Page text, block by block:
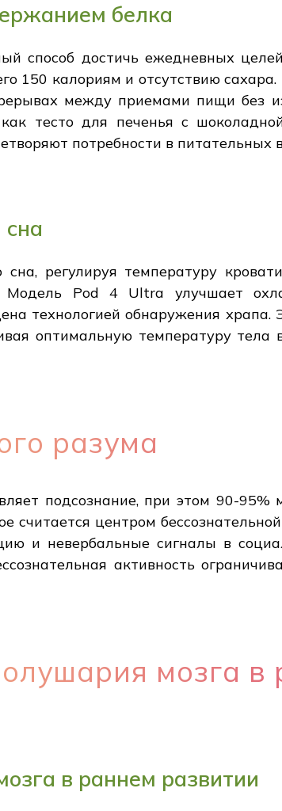
белка
способ достичь ежедневных
150 калориям и отсутствию
между приемами пищи без
тесто для печенья с
потребности в питательных
регулируя температуру
Модель Pod 4 Ultra улучшает
технологией обнаружения храпа.
оптимальную температуру
разума
подсознание, при этом 90-95%
считается центром
и невербальные сигналы в
активность
мозга в
в раннем развитии